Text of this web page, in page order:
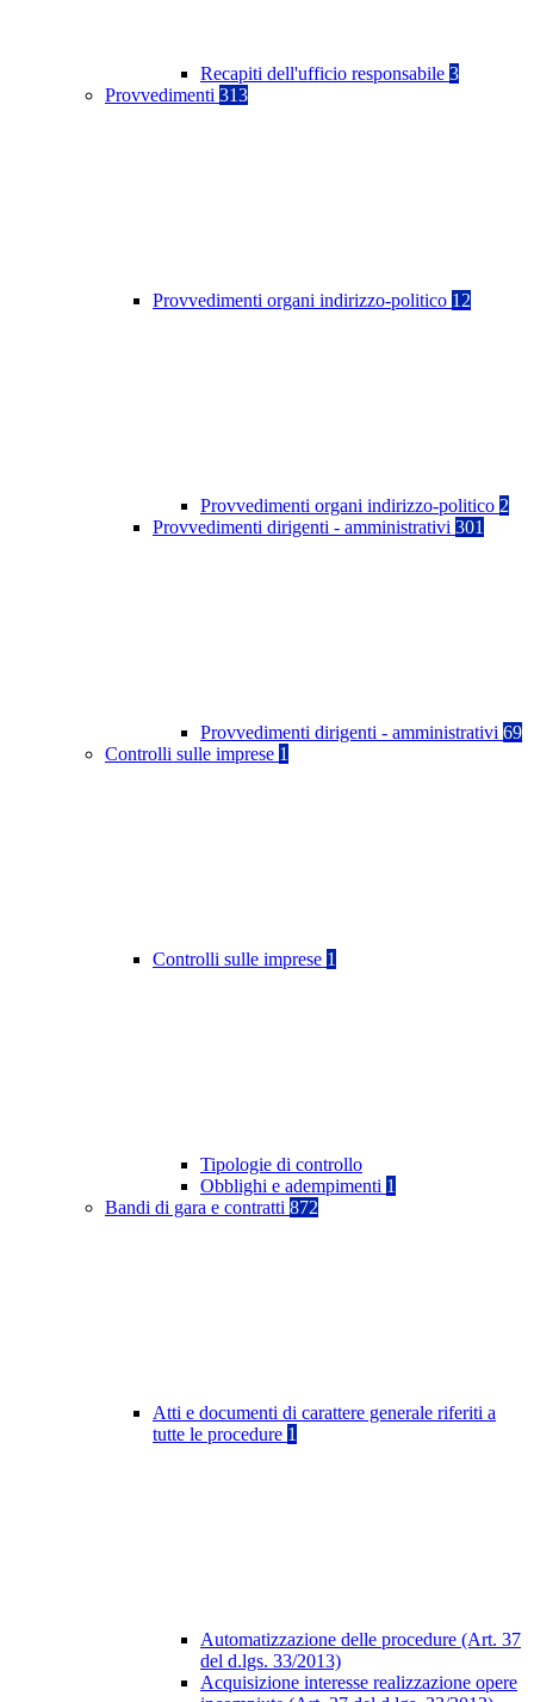
Recapiti dell'ufficio responsabile 3
Provvedimenti 313
Provvedimenti organi indirizzo-politico 12
Provvedimenti organi indirizzo-politico 2
Provvedimenti dirigenti - amministrativi 301
Provvedimenti dirigenti - amministrativi 69
Controlli sulle imprese 1
Controlli sulle imprese 1
Tipologie di controllo
Obblighi e adempimenti 1
Bandi di gara e contratti 872
Atti e documenti di carattere generale riferiti a
tutte le procedure 1
Automatizzazione delle procedure (Art. 37
del d.lgs. 33/2013)
Acquisizione interesse realizzazione opere